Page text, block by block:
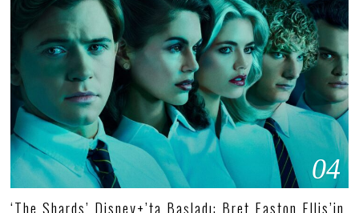
04
‘The Shards’ Disney+’ta Başladı: Bret Easton Ellis’in